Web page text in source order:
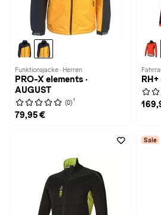
Funktionsjacke · Herren
PRO-X elements ·
AUGUST
(0) 1
79,95 €
Sale